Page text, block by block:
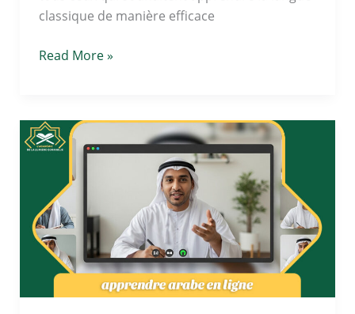
classique de manière efficace
Read More »
apprendre
arabe
ligne
:
guide
complet
pour
débutants